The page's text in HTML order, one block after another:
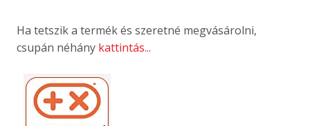
Ha tetszik a termék és szeretné megvásárolni,
csupán néhány kattintás...